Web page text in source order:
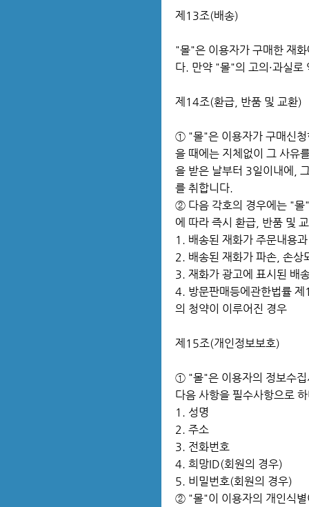
제13조(배송)
"몰"은 이용자가 구매한 재
다. 만약 "몰"의 고의·과실
제14조(환급, 반품 및 교환)
① "몰"은 이용자가 구매신청
을 때에는 지체없이 그 사유
을 받은 날부터 3일이내에,
를 취합니다.
② 다음 각호의 경우에는 "몰
에 따라 즉시 환급, 반품 및
1. 배송된 재화가 주문내용
2. 배송된 재화가 파손, 손상
3. 재화가 광고에 표시된 배
4. 방문판매등에관한법률
의 청약이 이루어진 경우
제15조(개인정보보호)
① "몰"은 이용자의 정보수집
다음 사항을 필수사항으로
1. 성명
2. 주소
3. 전화번호
4. 희망ID(회원의 경우)
5. 비밀번호(회원의 경우)
② "몰"이 이용자의 개인식별